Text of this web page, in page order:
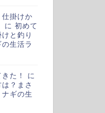
掛けか
に 初めて
と釣り
生活ラ
た！
に
？まさ
ギの生